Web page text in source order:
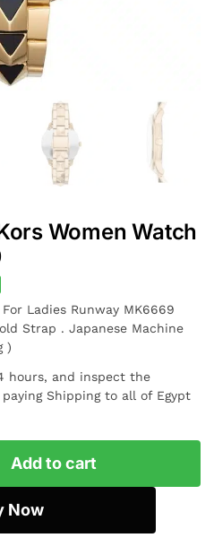
Women Watch
Ladies Runway MK6669
Strap . Japanese Machine
)
hours, and inspect the
Shipping to all of Egypt
Add to cart
Now